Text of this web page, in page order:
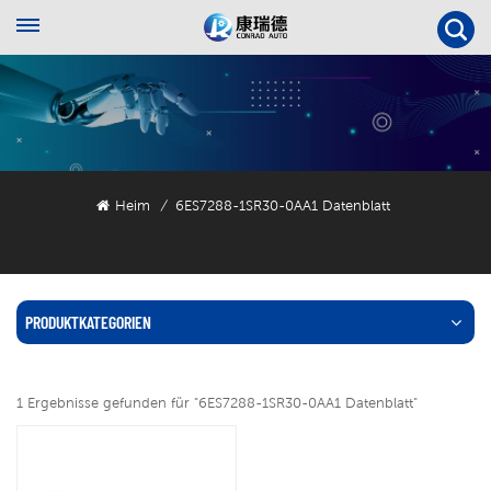
Heim / 6ES7288-1SR30-0AA1 Datenblatt
PRODUKTKATEGORIEN
1 Ergebnisse gefunden für "6ES7288-1SR30-0AA1 Datenblatt"